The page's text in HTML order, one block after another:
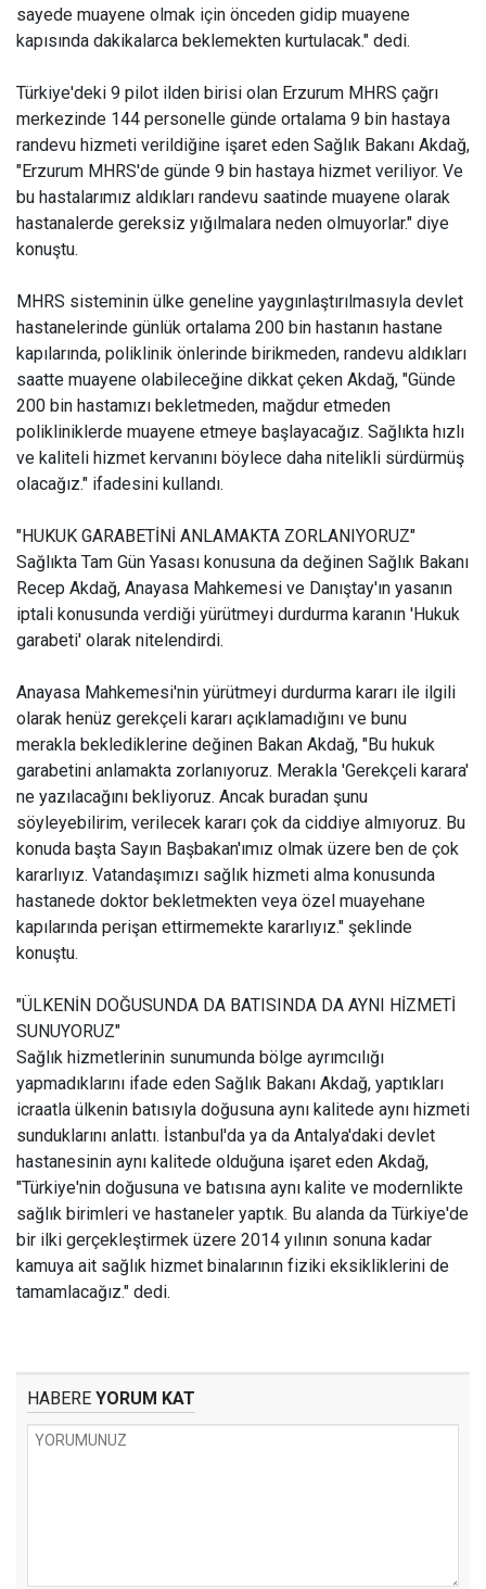
sayede muayene olmak için önceden gidip muayene
kapısında dakikalarca beklemekten kurtulacak." dedi.
Türkiye'deki 9 pilot ilden birisi olan Erzurum MHRS çağrı
merkezinde 144 personelle günde ortalama 9 bin hastaya
randevu hizmeti verildiğine işaret eden Sağlık Bakanı Akdağ,
"Erzurum MHRS'de günde 9 bin hastaya hizmet veriliyor. Ve
bu hastalarımız aldıkları randevu saatinde muayene olarak
hastanalerde gereksiz yığılmalara neden olmuyorlar." diye
konuştu.
MHRS sisteminin ülke geneline yaygınlaştırılmasıyla devlet
hastanelerinde günlük ortalama 200 bin hastanın hastane
kapılarında, poliklinik önlerinde birikmeden, randevu aldıkları
saatte muayene olabileceğine dikkat çeken Akdağ, "Günde
200 bin hastamızı bekletmeden, mağdur etmeden
polikliniklerde muayene etmeye başlayacağız. Sağlıkta hızlı
ve kaliteli hizmet kervanını böylece daha nitelikli sürdürmüş
olacağız." ifadesini kullandı.
"HUKUK GARABETİNİ ANLAMAKTA ZORLANIYORUZ"
Sağlıkta Tam Gün Yasası konusuna da değinen Sağlık Bakanı
Recep Akdağ, Anayasa Mahkemesi ve Danıştay'ın yasanın
iptali konusunda verdiği yürütmeyi durdurma karanın 'Hukuk
garabeti' olarak nitelendirdi.
Anayasa Mahkemesi'nin yürütmeyi durdurma kararı ile ilgili
olarak henüz gerekçeli kararı açıklamadığını ve bunu
merakla beklediklerine değinen Bakan Akdağ, "Bu hukuk
garabetini anlamakta zorlanıyoruz. Merakla 'Gerekçeli karara'
ne yazılacağını bekliyoruz. Ancak buradan şunu
söyleyebilirim, verilecek kararı çok da ciddiye almıyoruz. Bu
konuda başta Sayın Başbakan'ımız olmak üzere ben de çok
kararlıyız. Vatandaşımızı sağlık hizmeti alma konusunda
hastanede doktor bekletmekten veya özel muayehane
kapılarında perişan ettirmemekte kararlıyız." şeklinde
konuştu.
"ÜLKENİN DOĞUSUNDA DA BATISINDA DA AYNI HİZMETİ
SUNUYORUZ"
Sağlık hizmetlerinin sunumunda bölge ayrımcılığı
yapmadıklarını ifade eden Sağlık Bakanı Akdağ, yaptıkları
icraatla ülkenin batısıyla doğusuna aynı kalitede aynı hizmeti
sunduklarını anlattı. İstanbul'da ya da Antalya'daki devlet
hastanesinin aynı kalitede olduğuna işaret eden Akdağ,
"Türkiye'nin doğusuna ve batısına aynı kalite ve modernlikte
sağlık birimleri ve hastaneler yaptık. Bu alanda da Türkiye'de
bir ilki gerçekleştirmek üzere 2014 yılının sonuna kadar
kamuya ait sağlık hizmet binalarının fiziki eksikliklerini de
tamamlacağız." dedi.
HABERE YORUM KAT